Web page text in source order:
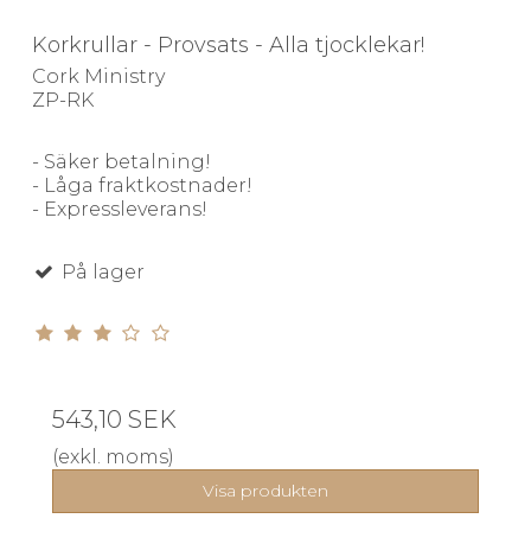
Korkrullar - Provsats - Alla tjocklekar!
Cork Ministry
ZP-RK
- Säker betalning!
- Låga fraktkostnader!
- Expressleverans!
På lager
543,10 SEK
(exkl. moms)
Visa produkten